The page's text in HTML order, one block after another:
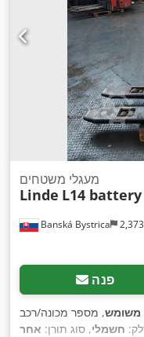
Banská Bystrica
מעגלי משטחים
Linde L14
פנה
משומש
חשמלי, סוג תורן: אחר